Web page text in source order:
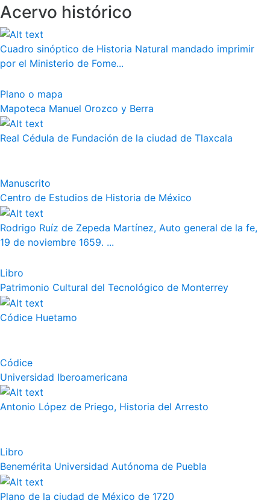
Acervo histórico
Cuadro sinóptico de Historia Natural mandado imprimir
por el Ministerio de Fome...
Plano o mapa
Mapoteca Manuel Orozco y Berra
Real Cédula de Fundación de la ciudad de Tlaxcala
Manuscrito
Centro de Estudios de Historia de México
Rodrigo Ruíz de Zepeda Martínez, Auto general de la fe,
19 de noviembre 1659. ...
Libro
Patrimonio Cultural del Tecnológico de Monterrey
Códice Huetamo
Códice
Universidad Iberoamericana
Antonio López de Priego, Historia del Arresto
Libro
Benemérita Universidad Autónoma de Puebla
Plano de la ciudad de México de 1720